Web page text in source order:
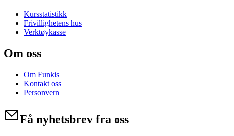
Kursstatistikk
Frivillighetens hus
Verktøykasse
Om oss
Om Funkis
Kontakt oss
Personvern
Få nyhetsbrev fra oss